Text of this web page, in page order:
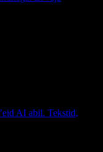
AI abil. Tekstid,